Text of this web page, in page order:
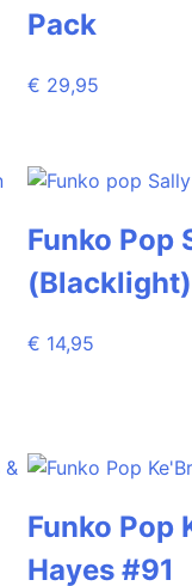
Pack
€ 29,95
Funko Pop
(Blacklight)
€ 14,95
Funko Pop
Hayes #91